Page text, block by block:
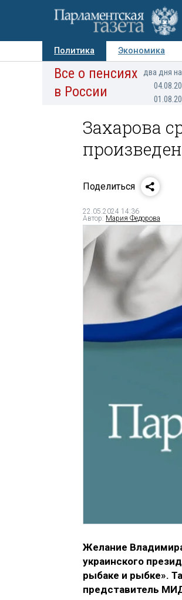
Политика Экономика
Авторы Персоны
Все о пенсиях
в России
два дня
Захарова
Поделиться
22.05.2024 14:36
Автор: Мария Федорова
Желание
украинского
рыбаке и рыбке».
представитель